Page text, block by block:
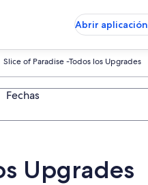
Abrir aplicación
Slice of Paradise -Todos los Upgrades
Fechas
Upgrades